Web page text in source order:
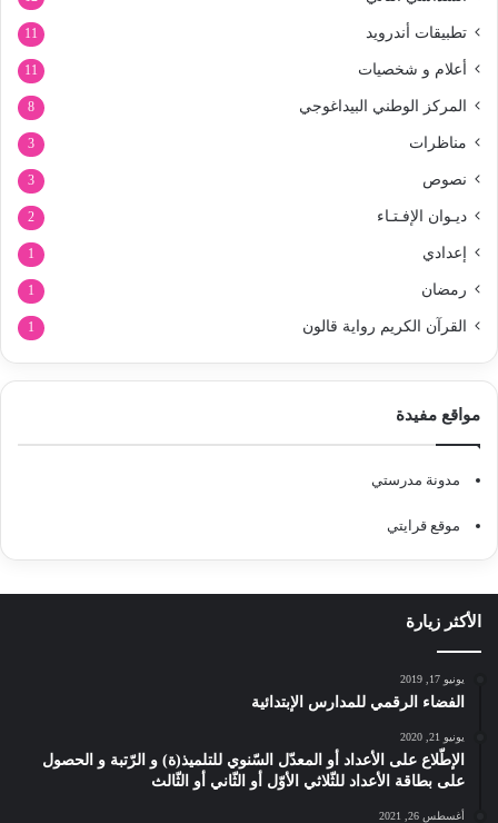
تطبيقات أندرويد 11
أعلام و شخصيات 11
المركز الوطني البيداغوجي 8
مناظرات 3
نصوص 3
ديـوان الإفـتـاء 2
إعدادي 1
رمضان 1
القرآن الكريم رواية قالون 1
مواقع مفيدة
مدونة مدرستي
موقع قرايتي
الأكثر زيارة
يونيو 17, 2019
الفضاء الرقمي للمدارس الإبتدائية
يونيو 21, 2020
الإطّلاع على الأعداد أو المعدّل السّنوي للتلميذ(ة) و الرّتبة و الحصول
على بطاقة الأعداد للثّلاثي الأوّل أو الثّاني أو الثّالث
أغسطس 26, 2021